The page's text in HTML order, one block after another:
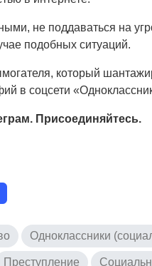
не поддаваться на
подобных ситуаций.
который
в соцсети
Присоединяйтесь.
Одноклассники
Преступление